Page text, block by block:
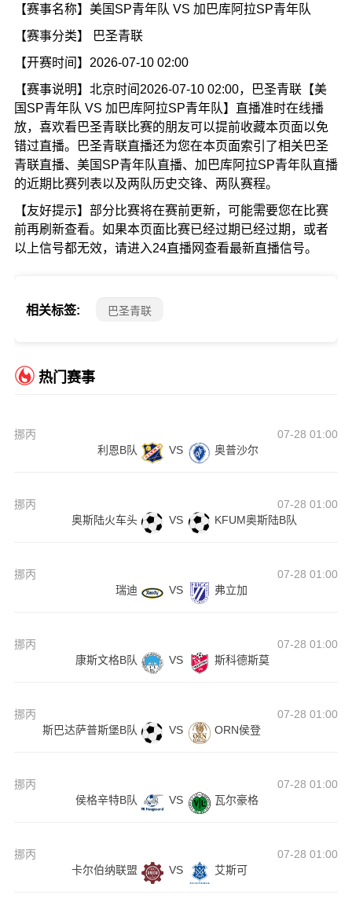
【赛事名称】美国SP青年队 VS 加巴库阿拉SP青年队
【赛事分类】 巴圣青联
【开赛时间】2026-07-10 02:00
【赛事说明】北京时间2026-07-10 02:00，巴圣青联【美
国SP青年队 VS 加巴库阿拉SP青年队】直播准时在线播
放，喜欢看巴圣青联比赛的朋友可以提前收藏本页面以免
错过直播。巴圣青联直播还为您在本页面索引了相关巴圣
青联直播、美国SP青年队直播、加巴库阿拉SP青年队直播
的近期比赛列表以及两队历史交锋、两队赛程。
【友好提示】部分比赛将在赛前更新，可能需要您在比赛
前再刷新查看。如果本页面比赛已经过期已经过期，或者
以上信号都无效，请进入24直播网查看最新直播信号。
相关标签: 巴圣青联
热门赛事
挪丙
07-28 01:00
利恩B队
VS 奥普沙尔
挪丙
07-28 01:00
奥斯陆火车头
VS KFUM奥斯陆B队
挪丙
07-28 01:00
瑞迪
VS 弗立加
挪丙
07-28 01:00
康斯文格B队
VS 斯科德斯莫
挪丙
07-28 01:00
斯巴达萨普斯堡B队
VS ORN侯登
挪丙
07-28 01:00
侯格辛特B队
VS 瓦尔豪格
挪丙
07-28 01:00
卡尔伯纳联盟
VS 艾斯可